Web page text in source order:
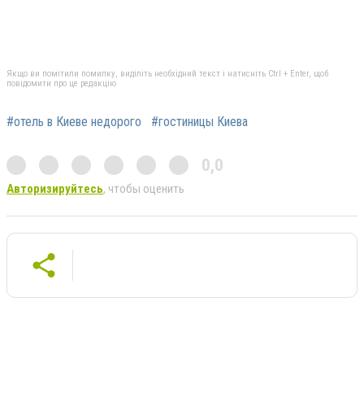
Якщо ви помітили помилку, виділіть необхідний текст і натисніть Ctrl + Enter, щоб
повідомити про це редакцію
#отель в Киеве недорого #гостиницы Киева
0,0
Авторизируйтесь, чтобы оценить